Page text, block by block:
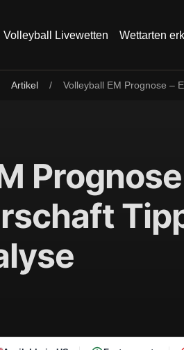
Volleyball Livewetten Wettarten
Artikel / Volleyball EM Prognose –